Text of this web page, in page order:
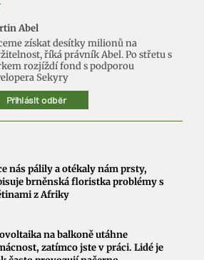
Abel
získat desítky milionů na
říká právník Abel. Po střetu s
rozjíždí fond s podporou
Sekyry
Přihlásit odběr
nás pálily a otékaly nám prsty,
brněnská floristka problémy s
z Afriky
na balkoně utáhne
zatímco jste v práci. Lidé je